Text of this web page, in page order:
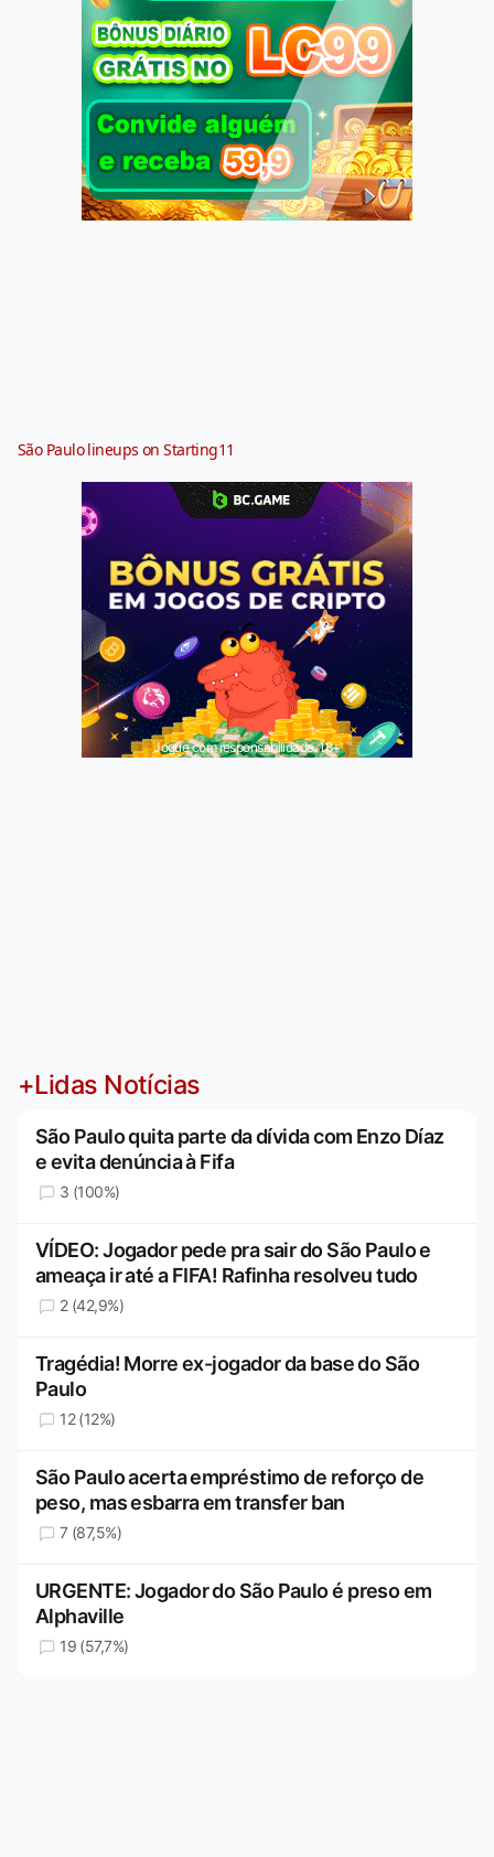
São Paulo lineups on Starting11
Jogue com responsabilidade. 18+
+Lidas Notícias
São Paulo quita parte da dívida com Enzo Díaz
e evita denúncia à Fifa
3 (100%)
VÍDEO: Jogador pede pra sair do São Paulo e
ameaça ir até a FIFA! Rafinha resolveu tudo
2 (42,9%)
Tragédia! Morre ex-jogador da base do São
Paulo
12 (12%)
São Paulo acerta empréstimo de reforço de
peso, mas esbarra em transfer ban
7 (87,5%)
URGENTE: Jogador do São Paulo é preso em
Alphaville
19 (57,7%)